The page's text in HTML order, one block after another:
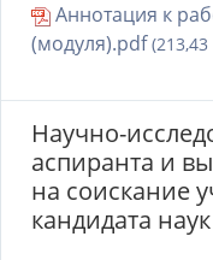
Аннотация к
(модуля).pdf
Научно-
аспиранта и
на соискание
кандидата наук